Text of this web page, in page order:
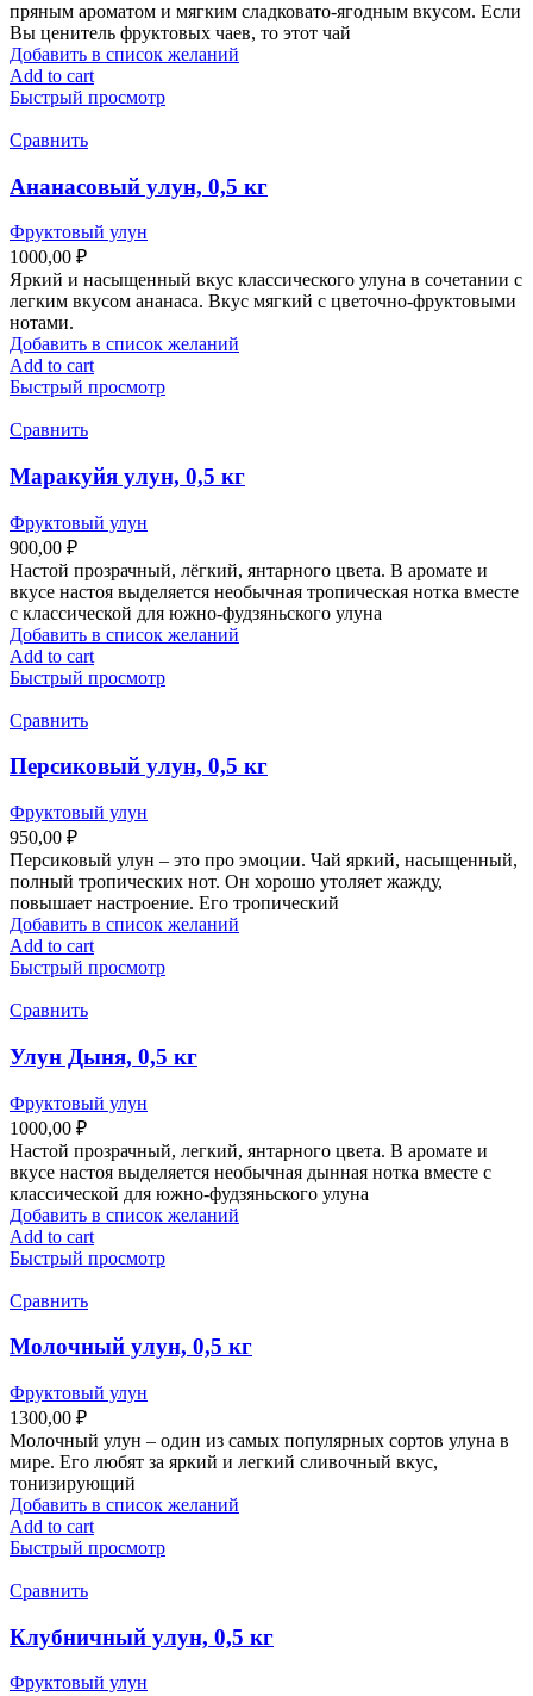
пряным ароматом и мягким сладковато-ягодным вкусом. Если
Вы ценитель фруктовых чаев, то этот чай
Добавить в список желаний
Add to cart
Быстрый просмотр
Сравнить
Ананасовый улун, 0,5 кг
Фруктовый улун
1000,00 ₽
Яркий и насыщенный вкус классического улуна в сочетании с
легким вкусом ананаса. Вкус мягкий с цветочно-фруктовыми
нотами.
Добавить в список желаний
Add to cart
Быстрый просмотр
Сравнить
Маракуйя улун, 0,5 кг
Фруктовый улун
900,00 ₽
Настой прозрачный, лёгкий, янтарного цвета. В аромате и
вкусе настоя выделяется необычная тропическая нотка вместе
с классической для южно-фудзяньского улуна
Добавить в список желаний
Add to cart
Быстрый просмотр
Сравнить
Персиковый улун, 0,5 кг
Фруктовый улун
950,00 ₽
Персиковый улун – это про эмоции. Чай яркий, насыщенный,
полный тропических нот. Он хорошо утоляет жажду,
повышает настроение. Его тропический
Добавить в список желаний
Add to cart
Быстрый просмотр
Сравнить
Улун Дыня, 0,5 кг
Фруктовый улун
1000,00 ₽
Настой прозрачный, легкий, янтарного цвета. В аромате и
вкусе настоя выделяется необычная дынная нотка вместе с
классической для южно-фудзяньского улуна
Добавить в список желаний
Add to cart
Быстрый просмотр
Сравнить
Молочный улун, 0,5 кг
Фруктовый улун
1300,00 ₽
Молочный улун – один из самых популярных сортов улуна в
мире. Его любят за яркий и легкий сливочный вкус,
тонизирующий
Добавить в список желаний
Add to cart
Быстрый просмотр
Сравнить
Клубничный улун, 0,5 кг
Фруктовый улун